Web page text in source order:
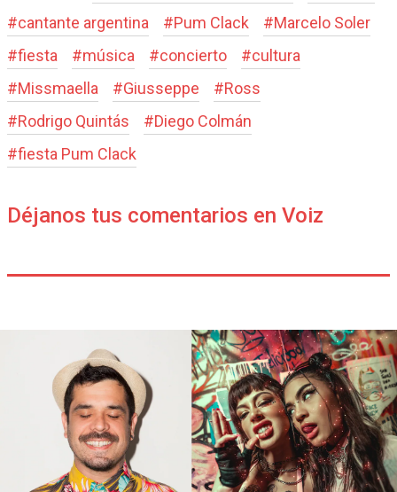
#cantante argentina #Pum Clack #Marcelo Soler
#fiesta #música #concierto #cultura
#Missmaella #Giusseppe #Ross
#Rodrigo Quintás #Diego Colmán
#fiesta Pum Clack
Déjanos tus comentarios en Voiz